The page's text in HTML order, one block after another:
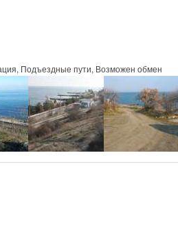
Подъездные пути Возможен обмен